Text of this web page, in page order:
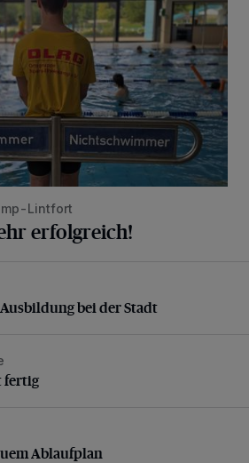
Lintfort
erfolgreich!
bei der Stadt
bei der Stadt
fertig
Ablaufplan
Ablaufplan